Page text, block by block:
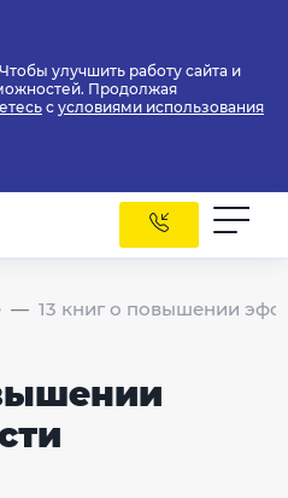
улучшить работу сайта и
Продолжая
с условиями использования
13 книг о повышении